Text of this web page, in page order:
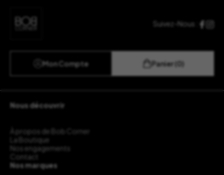
Suivez-Nous :
Mon Compte Panier (0)
Nous découvrir
À propos de Bob Corner
La Boutique
Nos engagements
Contact
Nos marques